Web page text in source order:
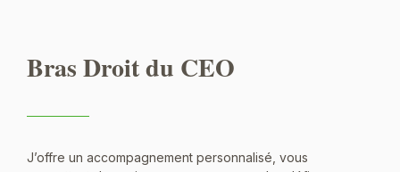
Bras Droit du CEO
J’offre un accompagnement personnalisé, vous